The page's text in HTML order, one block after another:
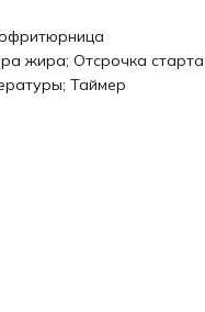
жира; Отсрочка старта
Таймер